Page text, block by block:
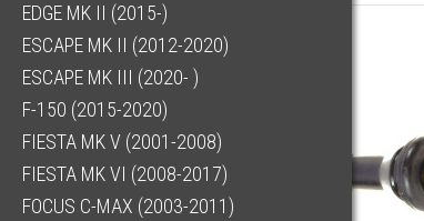
EDGE MK II (2015-)
ESCAPE MK II (2012-2020)
ESCAPE MK III (2020- )
F-150 (2015-2020)
FIESTA MK V (2001-2008)
FIESTA MK VI (2008-2017)
FOCUS C-MAX (2003-2011)